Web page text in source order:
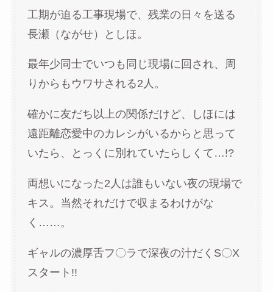
工期が迫る工事現場で、残業の日々を送る
長瀬（ながせ）としほ。
最年少同士でいつも同じ現場に回され、周
りからもウワサされる2人。
確かに友だち以上の関係だけど、しほには
遠距離恋愛中のカレシがいるからと思って
いたら、とっくに別れていたらしくて…!?
両想いになった2人は誰もいない夜の現場で
キス。当然それだけで収まるわけがな
く……。
ギャルの濃厚舌フ〇ラで深夜の汁だくS〇X
スタート!!